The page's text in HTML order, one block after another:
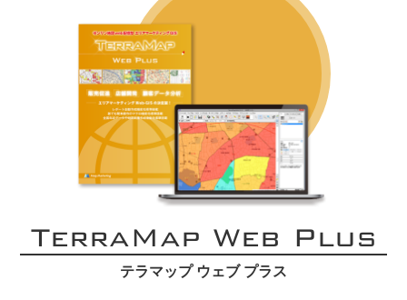
TerraMap Web Plus
テラマップ ウェブ プラス